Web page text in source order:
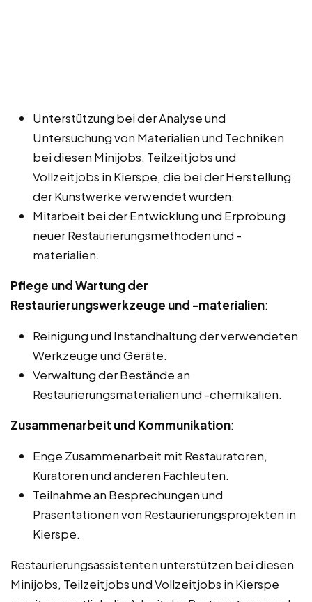
Unterstützung bei der Analyse und
Untersuchung von Materialien und Techniken
bei diesen Minijobs, Teilzeitjobs und
Vollzeitjobs in Kierspe, die bei der Herstellung
der Kunstwerke verwendet wurden.
Mitarbeit bei der Entwicklung und Erprobung
neuer Restaurierungsmethoden und -
materialien.
Pflege und Wartung der
Restaurierungswerkzeuge und -materialien:
Reinigung und Instandhaltung der verwendeten
Werkzeuge und Geräte.
Verwaltung der Bestände an
Restaurierungsmaterialien und -chemikalien.
Zusammenarbeit und Kommunikation:
Enge Zusammenarbeit mit Restauratoren,
Kuratoren und anderen Fachleuten.
Teilnahme an Besprechungen und
Präsentationen von Restaurierungsprojekten in
Kierspe.
Restaurierungsassistenten unterstützen bei diesen
Minijobs, Teilzeitjobs und Vollzeitjobs in Kierspe